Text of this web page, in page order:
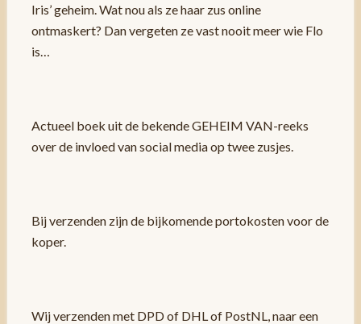
Iris’ geheim. Wat nou als ze haar zus online
ontmaskert? Dan vergeten ze vast nooit meer wie Flo
is…
Actueel boek uit de bekende GEHEIM VAN-reeks
over de invloed van social media op twee zusjes.
Bij verzenden zijn de bijkomende portokosten voor de
koper.
Wij verzenden met DPD of DHL of PostNL, naar een